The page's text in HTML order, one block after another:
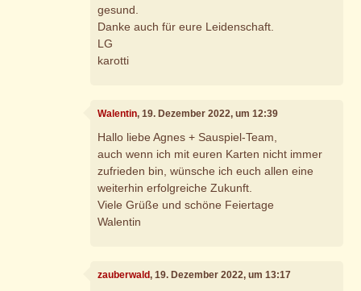
gesund.
Danke auch für eure Leidenschaft.
LG
karotti
Walentin, 19. Dezember 2022, um 12:39
Hallo liebe Agnes + Sauspiel-Team,
auch wenn ich mit euren Karten nicht immer
zufrieden bin, wünsche ich euch allen eine
weiterhin erfolgreiche Zukunft.
Viele Grüße und schöne Feiertage
Walentin
zauberwald, 19. Dezember 2022, um 13:17